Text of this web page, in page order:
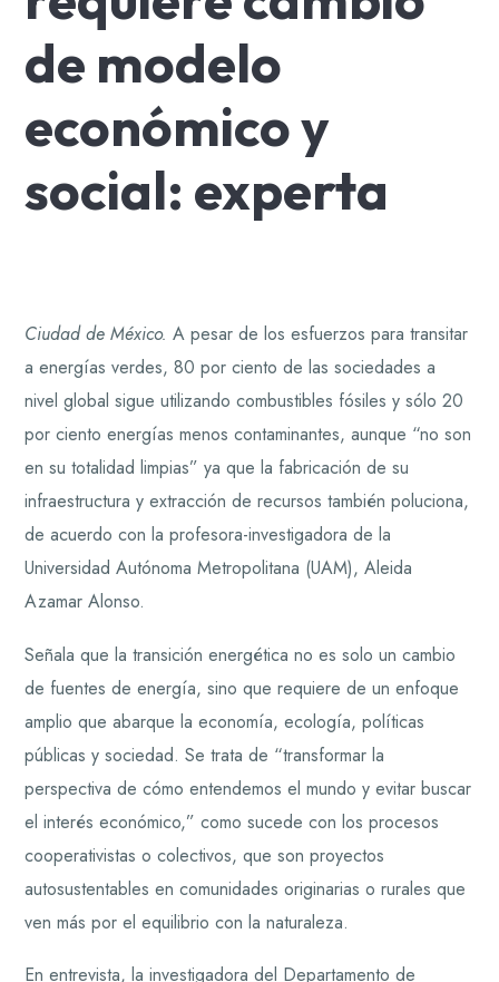
de modelo
económico y
social: experta
Ciudad de México.A pesar de los esfuerzos para transitar
a energías verdes, 80 por ciento de las sociedades a
nivel global sigue utilizando combustibles fósiles y sólo 20
por ciento energías menos contaminantes, aunque “no son
en su totalidad limpias” ya que la fabricación de su
infraestructura y extracción de recursos también poluciona,
de acuerdo con la profesora-investigadora de la
Universidad Autónoma Metropolitana (UAM), Aleida
Azamar Alonso.
Señala que la transición energética no es solo un cambio
de fuentes de energía, sino que requiere de un enfoque
amplio que abarque la economía, ecología, políticas
públicas y sociedad. Se trata de “transformar la
perspectiva de cómo entendemos el mundo y evitar buscar
el interés económico,” como sucede con los procesos
cooperativistas o colectivos, que son proyectos
autosustentables en comunidades originarias o rurales que
ven más por el equilibrio con la naturaleza.
En entrevista, la investigadora del Departamento de